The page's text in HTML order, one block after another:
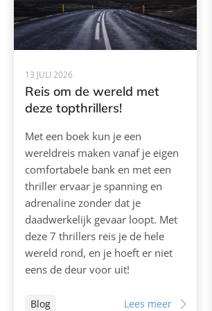
13 JULI 2026
Reis om de wereld met
deze topthrillers!
Met een boek kun je een
wereldreis maken vanaf je eigen
comfortabele bank en met een
thriller ervaar je spanning en
adrenaline zonder dat je
daadwerkelijk gevaar loopt. Met
deze 7 thrillers reis je de hele
wereld rond, en je hoeft er niet
eens de deur voor uit!
Blog Lees meer